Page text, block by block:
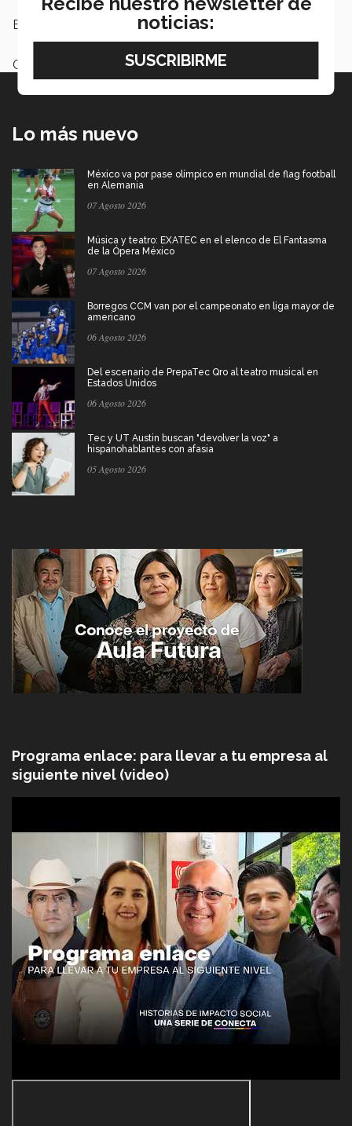
Etiquetas:
Categoría:
Lo más nuevo
México va por pase olímpico en mundial de flag football
en Alemania
07 Agosto 2026
Música y teatro: EXATEC en el elenco de El Fantasma
de la Ópera México
07 Agosto 2026
Borregos CCM van por el campeonato en liga mayor de
americano
06 Agosto 2026
Del escenario de PrepaTec Qro al teatro musical en
Estados Unidos
06 Agosto 2026
Tec y UT Austin buscan "devolver la voz" a
hispanohablantes con afasia
05 Agosto 2026
Programa enlace: para llevar a tu empresa al
siguiente nivel (video)
noticias: